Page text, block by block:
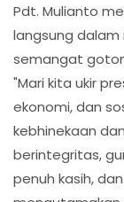
Pdt. Mulianto
langsung
semangat
"Mari kita ukir
ekonomi, dan
kebhinekaan
berintegritas,
penuh kasih,